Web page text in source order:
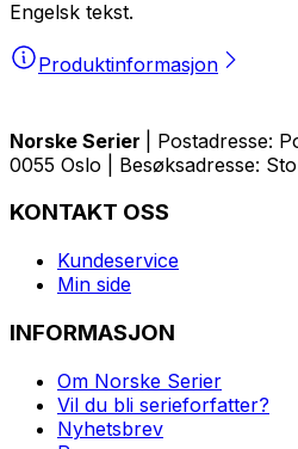
Engelsk tekst.
Produktinformasjon
Norske Serier
| Postadresse:
0055 Oslo | Besøksadresse:
KONTAKT OSS
Kundeservice
Min side
INFORMASJON
Om Norske Serier
Vil du bli serieforfatter?
Nyhetsbrev